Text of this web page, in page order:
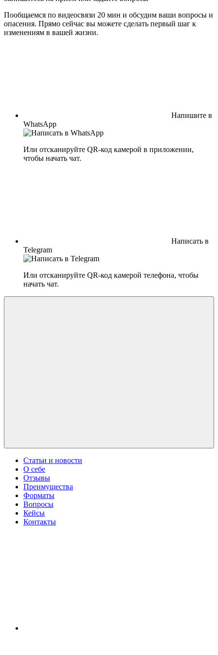
Пообщаемся по видеосвязи 20 мин и обсудим ваши вопросы и
опасения. Прямо сейчас вы можете сделать первый шаг к
изменениям в вашей жизни.
Напишите в
WhatsApp
Или отсканируйте QR-код камерой в приложении,
чтобы начать чат.
Написать в
Telegram
Или отсканируйте QR-код камерой телефона, чтобы
начать чат.
Статьи и новости
О себе
Отзывы
Преимущества
Форматы
Вопросы
Кейсы
Контакты